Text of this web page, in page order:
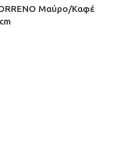
Μαύρο/Καφέ